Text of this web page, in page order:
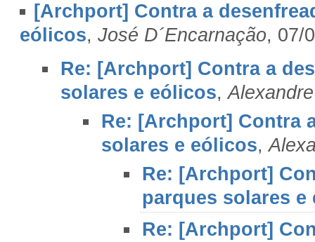
[Archport] Contra a
eólicos, José D´Encarnação, 07/
Re: [Archport] Contra a
solares e eólicos,
Re: [Archport] Contra
solares e eólicos,
Re: [Archport]
parques solares e
Re: [Archport]